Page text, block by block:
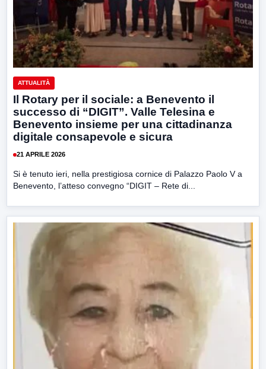
ATTUALITÀ
Il Rotary per il sociale: a Benevento il
successo di “DIGIT”. Valle Telesina e
Benevento insieme per una cittadinanza
digitale consapevole e sicura
21 APRILE 2026
Si è tenuto ieri, nella prestigiosa cornice di Palazzo Paolo V a
Benevento, l’atteso convegno “DIGIT – Rete di...